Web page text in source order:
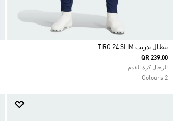
Selected
بنطال تدريب TIRO 24 SLIM
QR 239.00
الرجال كرة القدم
2 Colours